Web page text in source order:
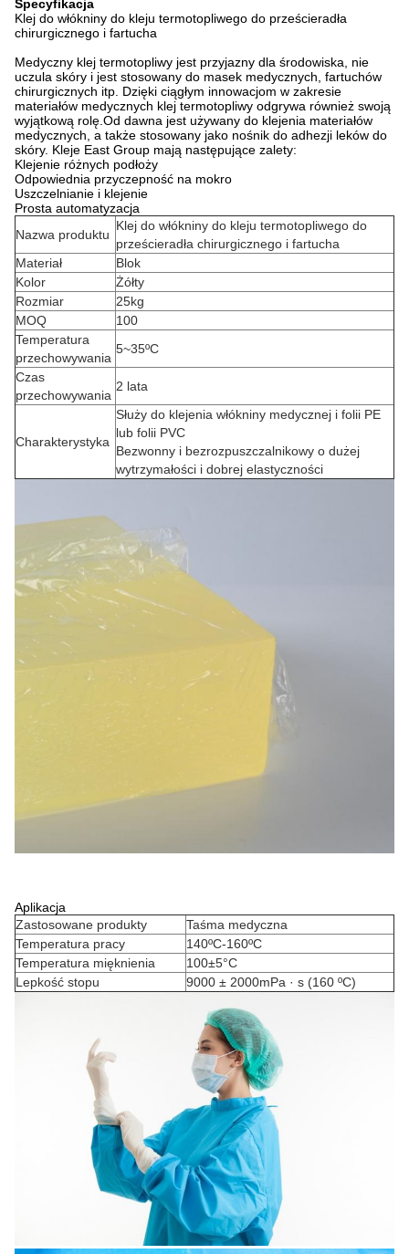
Specyfikacja
Klej do włókniny do kleju termotopliwego do prześcieradła
chirurgicznego i fartucha
Medyczny klej termotopliwy jest przyjazny dla środowiska, nie
uczula skóry i jest stosowany do masek medycznych, fartuchów
chirurgicznych itp. Dzięki ciągłym innowacjom w zakresie
materiałów medycznych klej termotopliwy odgrywa również swoją
wyjątkową rolę.Od dawna jest używany do klejenia materiałów
medycznych, a także stosowany jako nośnik do adhezji leków do
skóry. Kleje East Group mają następujące zalety:
Klejenie różnych podłoży
Odpowiednia przyczepność na mokro
Uszczelnianie i klejenie
Prosta automatyzacja
Nazwa produktu
Klej do włókniny do kleju termotopliwego do
prześcieradła chirurgicznego i fartucha
Materiał
Blok
Kolor
Żółty
Rozmiar
25kg
MOQ
100
Temperatura
przechowywania
5~35ºC
Czas
przechowywania
2 lata
Charakterystyka
Służy do klejenia włókniny medycznej i folii PE
lub folii PVC
Bezwonny i bezrozpuszczalnikowy o dużej
wytrzymałości i dobrej elastyczności
Aplikacja
Zastosowane produkty
Taśma medyczna
Temperatura pracy
140ºC-160ºC
Temperatura mięknienia
100±5°C
Lepkość stopu
9000 ± 2000mPa · s (160 ºC)